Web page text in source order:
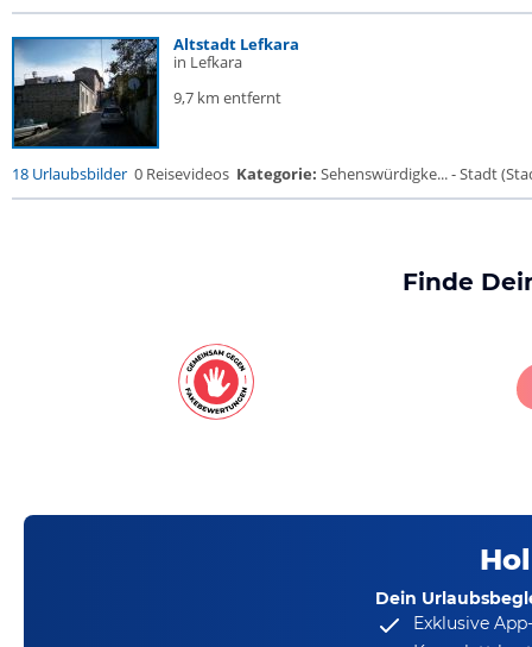
Altstadt Lefkara
in Lefkara
9,7 km entfernt
18 Urlaubsbilder 0 Reisevideos Kategorie: Sehenswürdigke... - Stadt
Finde
Dein
Exklusive